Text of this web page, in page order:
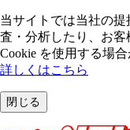
当サイトでは当社の
査・分析したり、お
Cookie を使⽤する場合
詳しくはこちら
閉じる